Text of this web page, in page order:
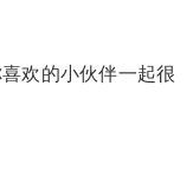
欢的小伙伴一起很